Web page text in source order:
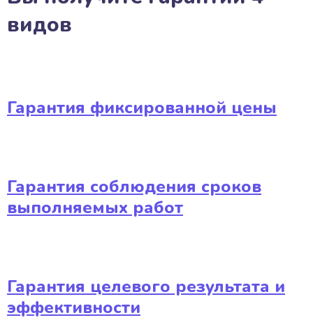
видов
Гарантия фиксированной цены
Гарантия соблюдения сроков
выполняемых работ
Гарантия целевого результата и
эффективности